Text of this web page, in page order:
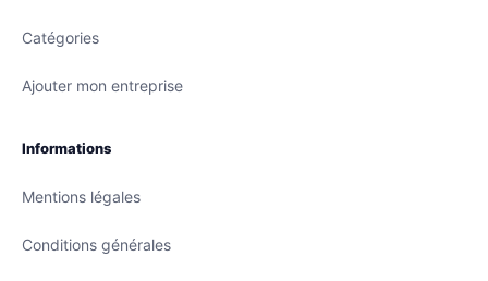
Catégories
Ajouter mon entreprise
Informations
Mentions légales
Conditions générales